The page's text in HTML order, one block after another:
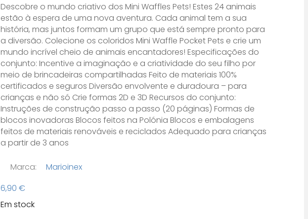
Descobre o mundo criativo dos Mini Waffles Pets! Estes 24 animais
estão à espera de uma nova aventura. Cada animal tem a sua
história, mas juntos formam um grupo que está sempre pronto para
a diversão. Colecione os coloridos Mini Waffle Pocket Pets e crie um
mundo incrível cheio de animais encantadores! Especificações do
conjunto: Incentive a imaginação e a criatividade do seu filho por
meio de brincadeiras compartilhadas Feito de materiais 100%
certificados e seguros Diversão envolvente e duradoura – para
crianças e não só Crie formas 2D e 3D Recursos do conjunto:
Instruções de construção passo a passo (20 páginas) Formas de
blocos inovadoras Blocos feitos na Polónia Blocos e embalagens
feitos de materiais renováveis ​​e reciclados Adequado para crianças
a partir de 3 anos
Marca:
Marioinex
6,90 €
Em stock